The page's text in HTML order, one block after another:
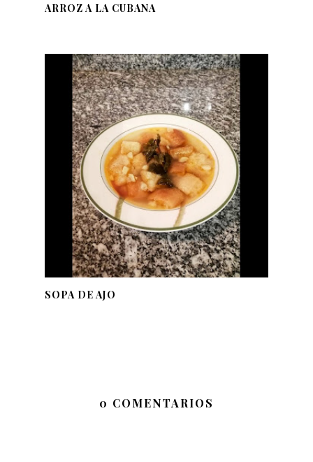
ARROZ A LA CUBANA
SOPA DE AJO
0 COMENTARIOS